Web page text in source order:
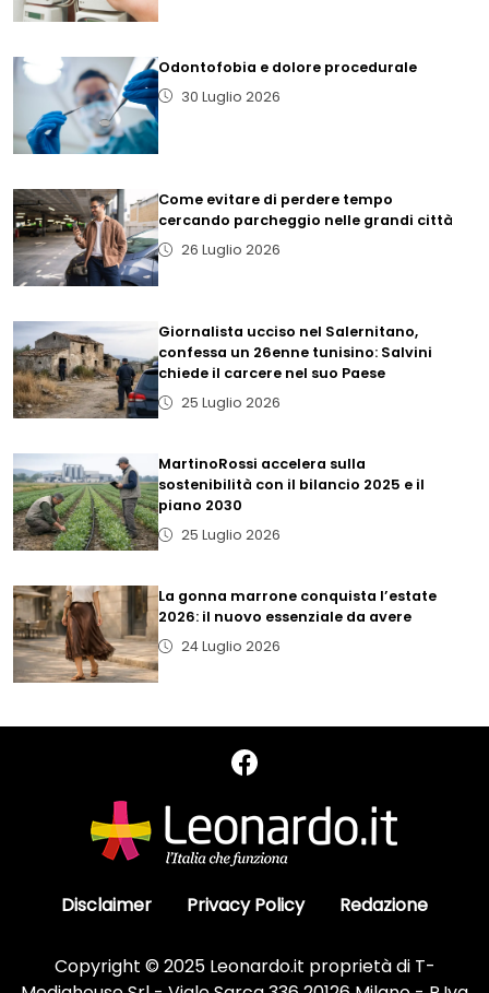
Odontofobia e dolore procedurale
30 Luglio 2026
Come evitare di perdere tempo
cercando parcheggio nelle grandi città
26 Luglio 2026
Giornalista ucciso nel Salernitano,
confessa un 26enne tunisino: Salvini
chiede il carcere nel suo Paese
25 Luglio 2026
MartinoRossi accelera sulla
sostenibilità con il bilancio 2025 e il
piano 2030
25 Luglio 2026
La gonna marrone conquista l’estate
2026: il nuovo essenziale da avere
24 Luglio 2026
Disclaimer Privacy Policy Redazione
Copyright © 2025 Leonardo.it proprietà di T-